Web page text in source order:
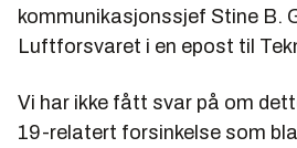
kommunikasjonssjef Stine B.
Luftforsvaret i en epost til
Vi har ikke fått svar på om
19-relatert forsinkelse som